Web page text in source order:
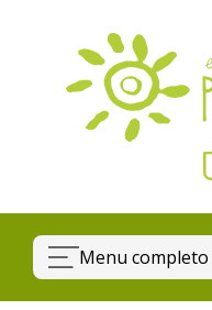
Quando
Menu completo